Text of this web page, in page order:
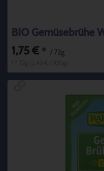
BIO Gemüsebrühe
1,75 € * / 72g